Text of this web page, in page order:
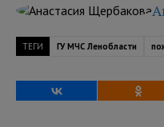
ТЕГИ ГУ МЧС Ленобласти